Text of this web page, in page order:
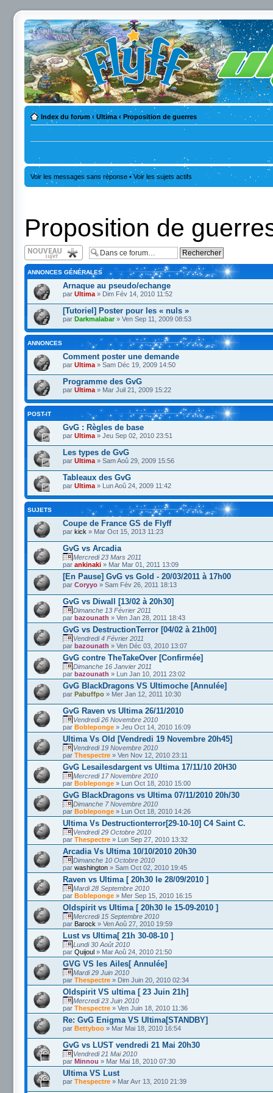
Index du forum ‹ Ultima ‹ Proposition de guerres
Voir les messages sans réponse • Voir les sujets actifs
Proposition de
Écrire un nouveau
sujet
ANNONCES GÉNÉRALES
Arnaque au pseudo/echange
par Ultima » Dim Fév 14, 2010 11:52
[Tutoriel] Poster pour les « nuls »
par Darkmalabar» Ven Sep 11, 2009 08:53
ANNONCES
Comment poster une demande
par Ultima » Sam Déc 19, 2009 14:50
Programme des GvG
par Ultima » Mar Juil 21, 2009 15:22
POST-IT
GvG : Règles de base
par Ultima » Jeu Sep 02, 2010 23:51
Les types de GvG
par Ultima » Sam Aoû 29, 2009 15:56
Tableaux des GvG
par Ultima » Lun Aoû 24, 2009 11:42
SUJETS
Coupe de France GS de Flyff
par kick » Mar Oct 15, 2013 11:23
GvG vs Arcadia
Mercredi 23 Mars 2011
par ankinaki » Mar Mar 01, 2011 13:09
[En Pause] GvG vs Gold - 20/03/2011 à 17h00
par Coryyo » Sam Fév 26, 2011 18:13
GvG vs Diwall [13/02 à 20h30]
Dimanche 13 Février 2011
par bazounath » Ven Jan 28, 2011 18:43
GvG vs DestructionTerror [04/02 à 21h00]
Vendredi 4 Février 2011
par bazounath » Ven Déc 03, 2010 13:07
GvG contre TheTakeOver [Confirmée]
Dimanche 16 Janvier 2011
par bazounath » Lun Jan 10, 2011 23:02
GvG BlackDragons VS Ultimoche [Annulée]
par Pabuffpo » Mer Jan 12, 2011 10:30
GvG Raven vs Ultima 26/11/2010
Vendredi 26 Novembre 2010
par Bobleponge » Jeu Oct 14, 2010 16:09
Ultima Vs Old [Vendredi 19 Novembre 20h45]
Vendredi 19 Novembre 2010
par Thespectre » Ven Nov 12, 2010 23:11
GvG Lesailesdargent vs Ultima 17/11/10 20H30
Mercredi 17 Novembre 2010
par Bobleponge » Lun Oct 18, 2010 15:00
GvG BlackDragons vs Ultima 07/11/2010 20h/30
Dimanche 7 Novembre 2010
par Bobleponge » Lun Oct 18, 2010 14:26
Ultima Vs Destructionterror[29-10-10] C4 Saint C.
Vendredi 29 Octobre 2010
par Thespectre » Lun Sep 27, 2010 13:32
Arcadia Vs Ultima 10/10/2010 20h30
Dimanche 10 Octobre 2010
par washington » Sam Oct 02, 2010 19:45
Raven vs Ultima [ 20h30 le 28/09/2010 ]
Mardi 28 Septembre 2010
par Bobleponge » Mer Sep 15, 2010 16:15
Oldspirit vs Ultima [ 20h30 le 15-09-2010 ]
Mercredi 15 Septembre 2010
par Barock » Ven Aoû 27, 2010 19:59
Lust vs Ultima[ 21h 30-08-10 ]
Lundi 30 Août 2010
par Quijoul » Mar Aoû 24, 2010 21:50
GVG VS les Ailes[ Annulée]
Mardi 29 Juin 2010
par Thespectre » Dim Juin 20, 2010 02:34
Oldspirit VS ultima [ 23 Juin 21h]
Mercredi 23 Juin 2010
par Thespectre » Ven Juin 18, 2010 11:36
Re: GvG Enigma VS Ultima[STANDBY]
par Bettyboo » Mar Mai 18, 2010 16:54
GvG vs LUST vendredi 21 Mai 20h30
Vendredi 21 Mai 2010
par Minnou » Mar Mai 18, 2010 07:30
Ultima VS Lust
par Thespectre » Mar Avr 13, 2010 21:39